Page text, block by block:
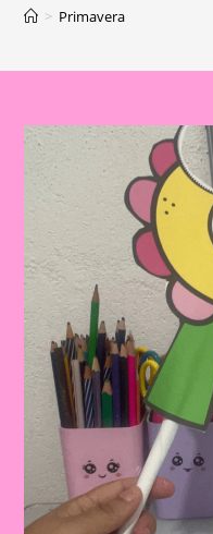
> Primavera